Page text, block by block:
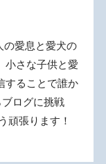
の愛息と愛犬の
小さな子供と愛
することで誰か
ログに挑戦
頑張ります！